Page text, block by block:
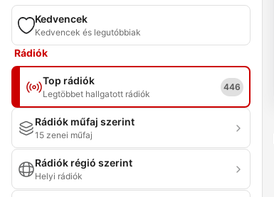
Kedvencek
Kedvencek és legutóbbiak
Rádiók
Top rádiók
Legtöbbet hallgatott rádiók
446
Rádiók műfaj szerint
15 zenei műfaj
Rádiók régió szerint
Helyi rádiók